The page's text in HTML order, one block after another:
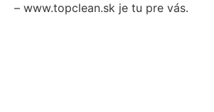
– www.topclean.sk je tu pre vás.